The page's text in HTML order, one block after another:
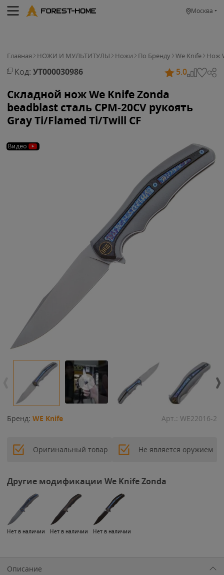
Москва
Главная НОЖИ И МУЛЬТИТУЛЫ Ножи По Бренду We Knife Нож
Код: УТ000030986 5.0
Складной нож We Knife Zonda
beadblast сталь CPM-20CV рукоять
Gray Ti/Flamed Ti/Twill CF
Видео
Бренд: WE Knife Арт.: WE22016-2
Оригинальный товар Не является оружием
Другие модификации We Knife Zonda
Нет в наличии Нет в наличии Нет в наличии
Описание